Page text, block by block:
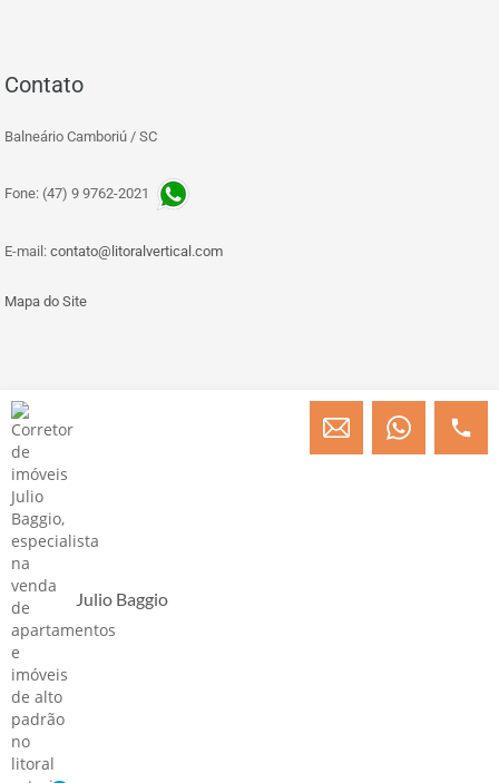
Contato
Balneário Camboriú / SC
Fone: (47) 9 9762-2021
E-mail: contato@litoralvertical.com
Mapa do Site
© Copyright 2013 » 2026 Engenheiro Julio C. Baggio - Corretor de Imóveis
Julio Baggio